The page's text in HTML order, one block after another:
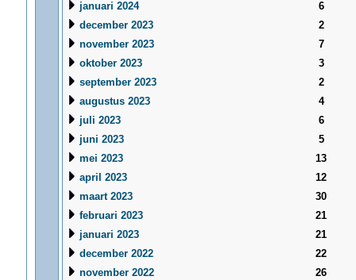
januari 2024
6
december 2023
2
november 2023
7
oktober 2023
3
september 2023
2
augustus 2023
4
juli 2023
6
juni 2023
5
mei 2023
13
april 2023
12
maart 2023
30
februari 2023
21
januari 2023
21
december 2022
22
november 2022
26